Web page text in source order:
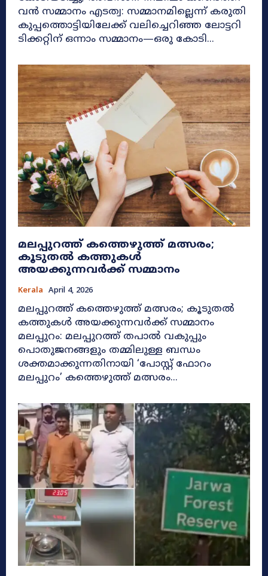
വൻ സമ്മാനം എടത്വ: സമ്മാനമില്ലെന്ന് കരുതി
കുപ്പത്തൊട്ടിയിലേക്ക് വലിച്ചെറിഞ്ഞ ലോട്ടറി
ടിക്കറ്റിന് ഒന്നാം സമ്മാനം—ഒരു കോടി...
മലപ്പുറത്ത് കത്തെഴുത്ത് മത്സരം;
കൂടുതൽ കത്തുകൾ
അയക്കുന്നവർക്ക് സമ്മാനം
Kerala April 4, 2026
മലപ്പുറത്ത് കത്തെഴുത്ത് മത്സരം; കൂടുതൽ
കത്തുകൾ അയക്കുന്നവർക്ക് സമ്മാനം
മലപ്പുറം: മലപ്പുറത്ത് തപാൽ വകുപ്പും
പൊതുജനങ്ങളും തമ്മിലുള്ള ബന്ധം
ശക്തമാക്കുന്നതിനായി ‘പോസ്റ്റ് ഫോറം
മലപ്പുറം’ കത്തെഴുത്ത് മത്സരം...